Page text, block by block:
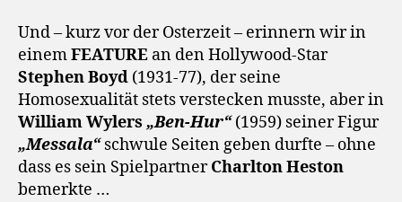
Und – kurz vor der Osterzeit – erinnern wir in
einemFEATURE an den Hollywood-Star
Stephen Boyd (1931-77), der seine
Homosexualität stets verstecken musste, aber in
William Wylers „Ben-Hur“(1959) seiner Figur
„Messala“schwule Seiten geben durfte – ohne
dass es sein SpielpartnerCharlton Heston
bemerkte …